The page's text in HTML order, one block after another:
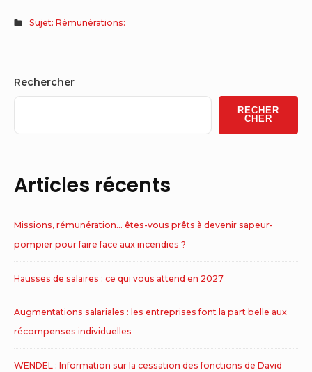
Sujet: Rémunérations:
Sidebar
Widget
Area
Rechercher
RECHER
CHER
Articles récents
Missions, rémunération… êtes-vous prêts à devenir sapeur-
pompier pour faire face aux incendies ?
Hausses de salaires : ce qui vous attend en 2027
Augmentations salariales : les entreprises font la part belle aux
récompenses individuelles
WENDEL : Information sur la cessation des fonctions de David